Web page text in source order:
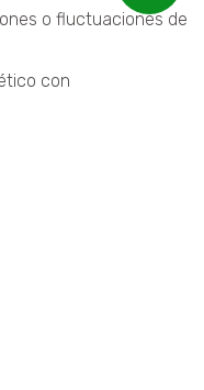
o fluctuaciones de
con